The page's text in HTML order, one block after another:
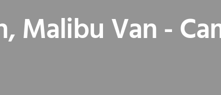
Malibu Van -